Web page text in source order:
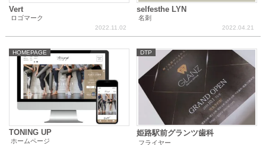
Vert
2022.11.02
ロゴマーク
selfesthe LYN
2022.04.21
名刺
HOMEPAGE
TONING UP
ホームページ
DTP
姫路駅前グランツ歯科
フライヤー